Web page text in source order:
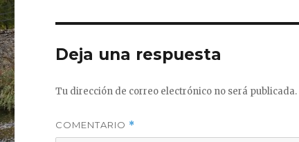
Deja una respuesta
Tu dirección de correo electrónico no será publicada.
COMENTARIO *